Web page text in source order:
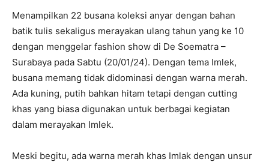
Menampilkan 22 busana koleksi anyar dengan bahan
batik tulis sekaligus merayakan ulang tahun yang ke 10
dengan menggelar fashion show di De Soematra –
Surabaya pada Sabtu (20/01/24). Dengan tema Imlek,
busana memang tidak didominasi dengan warna merah.
Ada kuning, putih bahkan hitam tetapi dengan cutting
khas yang biasa digunakan untuk berbagai kegiatan
dalam merayakan Imlek.
Meski begitu, ada warna merah khas Imlak dengan unsur